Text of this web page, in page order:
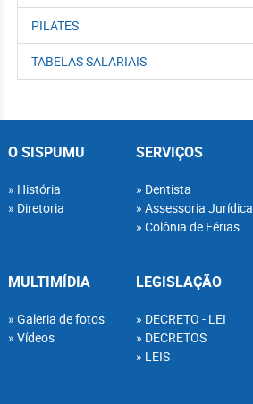
PILATES
TABELAS SALARIAIS
O SISPUMU
História
Diretoria
SERVIÇOS
Dentista
Assessoria Jurídica
Colônia de Férias
MULTIMÍDIA
Galeria de fotos
Vídeos
LEGISLAÇÃO
DECRETO - LEI
DECRETOS
LEIS